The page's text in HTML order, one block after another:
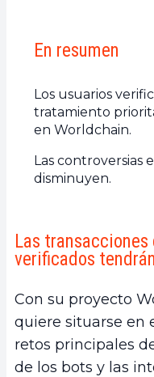
En resumen
Los usuarios
tratamiento
en Worldchain.
Las controversias
disminuyen.
Las
verificados
Con su proyecto
quiere situarse en
retos principales
de los bots y las